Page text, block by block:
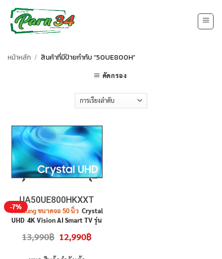
content
หน้าหลัก / สินค้าที่มีป้ายกำกับ “50UE800H”
คัดกรอง
-7%
UA50UE800HKXXT
Samsung ขนาดจอ 50 นิ้ว Crystal
UHD 4K Vision AI Smart TV รุ่น
ประกันศูนย์
13,990฿ Original
price
13,990฿.
12,990฿Current
price